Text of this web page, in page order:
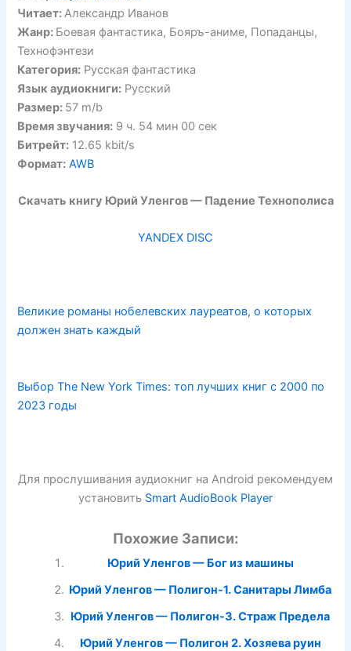
Читает:Александр Иванов
Жанр: Боевая фантастика, Бояръ-аниме, Попаданцы,
Технофэнтези
Категория: Русская фантастика
Язык аудиокниги: Русский
Размер: 57 m/b
Время звучания: 9 ч. 54 мин 00 сек
Битрейт: 12.65 kbit/s
Формат: AWB
Скачать книгу Юрий Уленгов — Падение Технополиса
YANDEX DISC
Великие романы нобелевских лауреатов, о которых
должен знать каждый
Выбор The New York Times: топ лучших книг с 2000 по
2023 годы
Для прослушивания аудиокниг на Android рекомендуем
установить Smart AudioBook Player
Похожие Записи:
Юрий Уленгов — Бог из машины
Юрий Уленгов — Полигон-1. Санитары Лимба
Юрий Уленгов — Полигон-3. Страж Предела
Юрий Уленгов — Полигон 2. Хозяева руин